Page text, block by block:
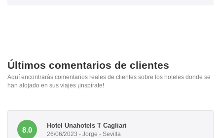
Últimos comentarios de clientes
Aquí encontrarás comentarios reales de clientes sobre los hoteles donde se
han alojado en sus viajes ¡inspírate!
8.0
Hotel Unahotels T Cagliari
26/06/2023 - Jorge - Sevilla